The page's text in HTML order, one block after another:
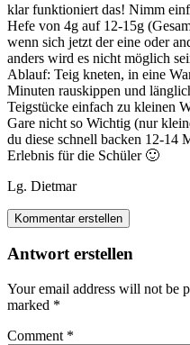
klar funktioniert das! Nimm
Hefe von 4g auf 12-15g
wenn sich jetzt der eine oder
anders wird es nicht möglich
Ablauf: Teig kneten, in eine
Minuten rauskippen und
Teigstücke einfach zu kleinen
Gare nicht so Wichtig (nur
du diese schnell backen 12-14
Erlebnis für die Schüler 🙂
Lg. Dietmar
Kommentar erstellen
Antwort erstellen
Your email address will not be
marked *
Comment *